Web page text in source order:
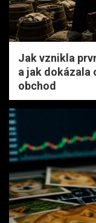
Jak vznikla
a jak dokázala
obchod